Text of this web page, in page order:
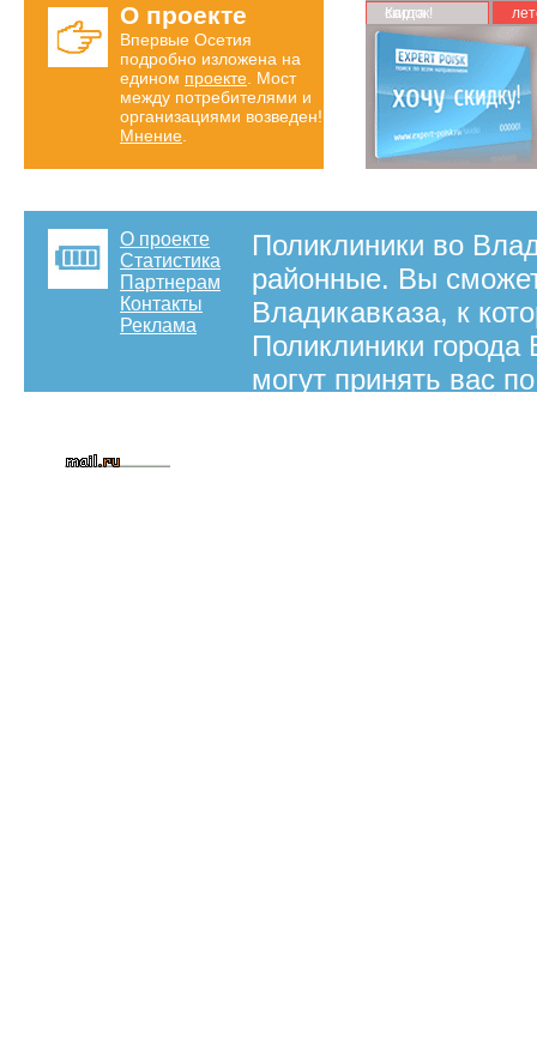
О проекте
Впервые Осетия
подробно изложена на
едином проекте . Мост
между потребителями и
организациями возведен!
Мнение
Карта скидок!
О проекте
Статистика
Партнерам
Контакты
Реклама
Поликлиники во
районные. Вы
Владикавказа, к
Поликлиники
могут принять вас